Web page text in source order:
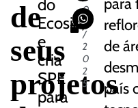
de
seus
projetos
do
Ecosia,
e
cria
SPE
para
0
8
/
2
0
2
5
para
de
país